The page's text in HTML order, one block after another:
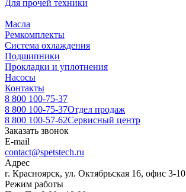
Для прочей техники
Масла
Ремкомплекты
Система охлаждения
Подшипники
Прокладки и уплотнения
Насосы
Контакты
8 800 100-75-37
8 800 100-75-37Отдел продаж
8 800 100-57-62Сервисный центр
Заказать звонок
E-mail
contact@spetstech.ru
Адрес
г. Красноярск, ул. Октябрьская 16, офис 3-10
Режим работы